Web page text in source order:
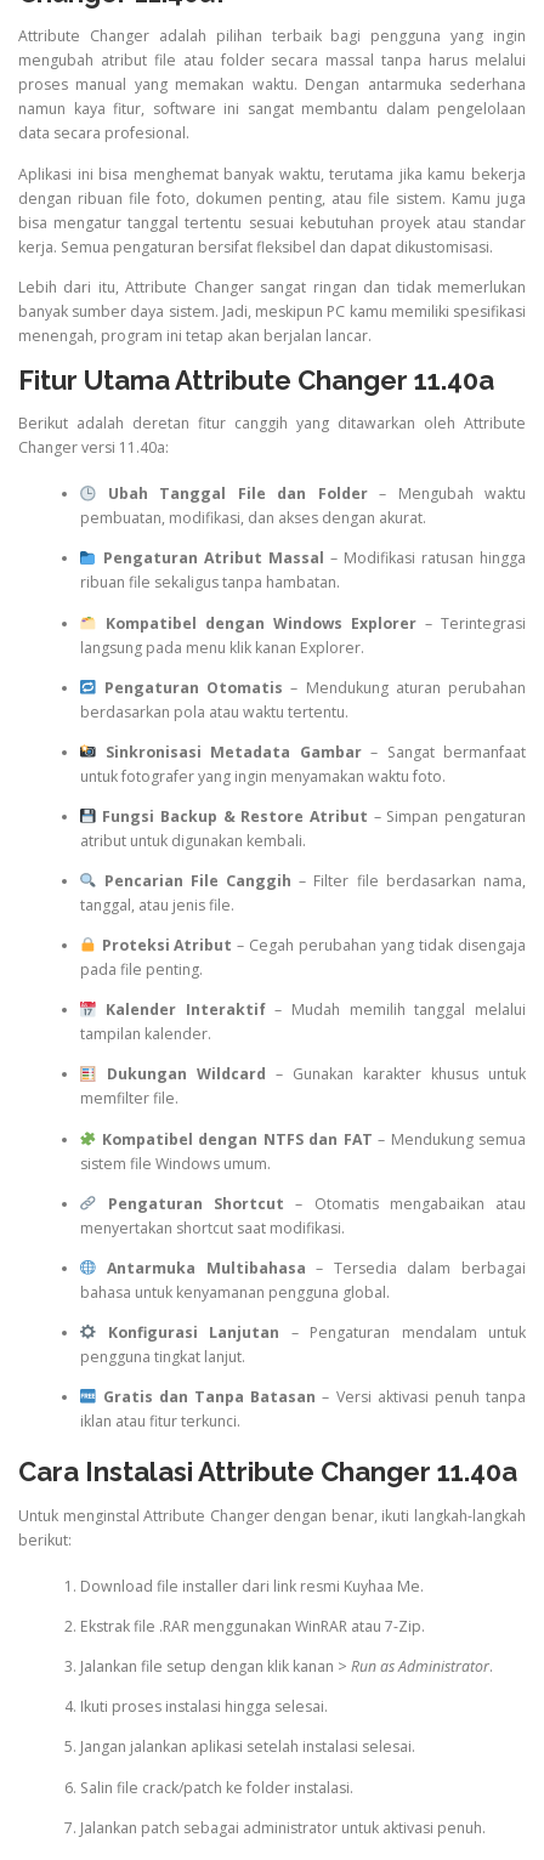
Attribute Changer adalah pilihan terbaik bagi pengguna yang ingin
mengubah atribut file atau folder secara massal tanpa harus melalui
proses manual yang memakan waktu. Dengan antarmuka sederhana
namun kaya fitur, software ini sangat membantu dalam pengelolaan
data secara profesional.
Aplikasi ini bisa menghemat banyak waktu, terutama jika kamu bekerja
dengan ribuan file foto, dokumen penting, atau file sistem. Kamu juga
bisa mengatur tanggal tertentu sesuai kebutuhan proyek atau standar
kerja. Semua pengaturan bersifat fleksibel dan dapat dikustomisasi.
Lebih dari itu, Attribute Changer sangat ringan dan tidak memerlukan
banyak sumber daya sistem. Jadi, meskipun PC kamu memiliki spesifikasi
menengah, program ini tetap akan berjalan lancar.
Fitur Utama Attribute Changer 11.40a
Berikut adalah deretan fitur canggih yang ditawarkan oleh Attribute
Changer versi 11.40a:
Ubah Tanggal File dan Folder– Mengubah waktu
pembuatan, modifikasi, dan akses dengan akurat.
Pengaturan Atribut Massal – Modifikasi ratusan hingga
ribuan file sekaligus tanpa hambatan.
Kompatibel dengan Windows Explorer– Terintegrasi
langsung pada menu klik kanan Explorer.
Pengaturan Otomatis – Mendukung aturan perubahan
berdasarkan pola atau waktu tertentu.
Sinkronisasi Metadata Gambar– Sangat bermanfaat
untuk fotografer yang ingin menyamakan waktu foto.
Fungsi Backup & Restore Atribut – Simpan pengaturan
atribut untuk digunakan kembali.
Pencarian File Canggih – Filter file berdasarkan nama,
tanggal, atau jenis file.
Proteksi Atribut – Cegah perubahan yang tidak disengaja
pada file penting.
Kalender Interaktif– Mudah memilih tanggal melalui
tampilan kalender.
Dukungan Wildcard – Gunakan karakter khusus untuk
memfilter file.
Kompatibel dengan NTFS dan FAT – Mendukung semua
sistem file Windows umum.
Pengaturan Shortcut – Otomatis mengabaikan atau
menyertakan shortcut saat modifikasi.
Antarmuka Multibahasa – Tersedia dalam berbagai
bahasa untuk kenyamanan pengguna global.
Konfigurasi Lanjutan – Pengaturan mendalam untuk
pengguna tingkat lanjut.
Gratis dan Tanpa Batasan – Versi aktivasi penuh tanpa
iklan atau fitur terkunci.
Cara Instalasi Attribute Changer 11.40a
Untuk menginstal Attribute Changer dengan benar, ikuti langkah-langkah
berikut:
Download file installer dari link resmi Kuyhaa Me.
Ekstrak file .RAR menggunakan WinRAR atau 7-Zip.
Jalankan file setup dengan klik kanan > Run as Administrator.
Ikuti proses instalasi hingga selesai.
Jangan jalankan aplikasi setelah instalasi selesai.
Salin file crack/patch ke folder instalasi.
Jalankan patch sebagai administrator untuk aktivasi penuh.